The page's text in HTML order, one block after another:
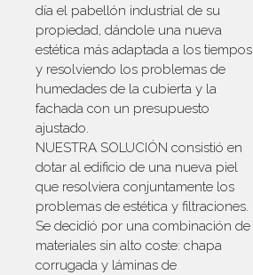
día el pabellón industrial de su
propiedad, dándole una nueva
estética más adaptada a los tiempos
y resolviendo los problemas de
humedades de la cubierta y la
fachada con un presupuesto
ajustado.
NUESTRA SOLUCIÓN consistió en
dotar al edificio de una nueva piel
que resolviera conjuntamente los
problemas de estética y filtraciones.
Se decidió por una combinación de
materiales sin alto coste: chapa
corrugada y láminas de